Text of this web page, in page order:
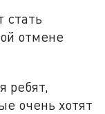
стать
отмене
ребят,
очень хотят